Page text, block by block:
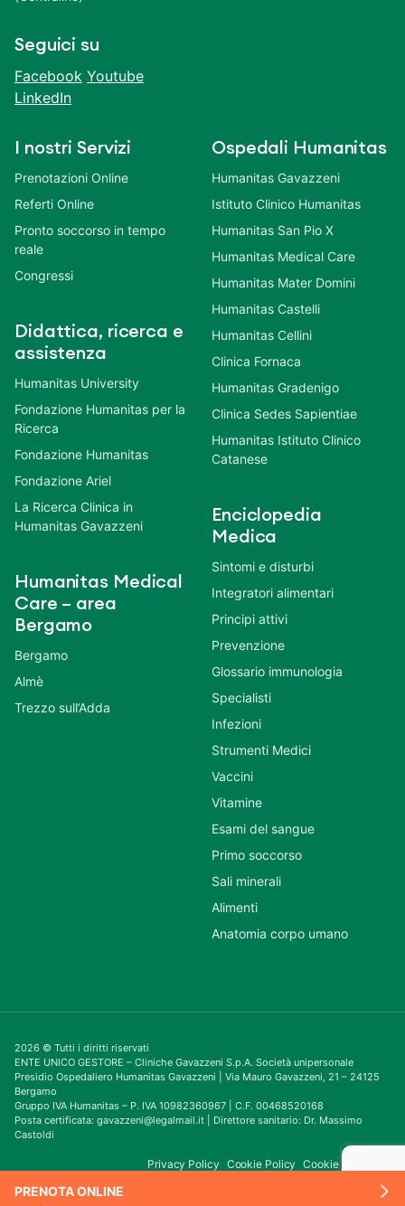
PRENOTA ONLINE
Seguici su
Facebook Youtube
LinkedIn
I nostri Servizi
Prenotazioni Online
Referti Online
Pronto soccorso in tempo
reale
Congressi
Didattica, ricerca e
assistenza
Humanitas University
Fondazione Humanitas per la
Ricerca
Fondazione Humanitas
Fondazione Ariel
La Ricerca Clinica in
Humanitas Gavazzeni
Humanitas Medical
Care – area
Bergamo
Bergamo
Almè
Trezzo sull’Adda
Ospedali Humanitas
Humanitas Gavazzeni
Istituto Clinico Humanitas
Humanitas San Pio X
Humanitas Medical Care
Humanitas Mater Domini
Humanitas Castelli
Humanitas Cellini
Clinica Fornaca
Humanitas Gradenigo
Clinica Sedes Sapientiae
Humanitas Istituto Clinico
Catanese
Enciclopedia
Medica
Sintomi e disturbi
Integratori alimentari
Principi attivi
Prevenzione
Glossario immunologia
Specialisti
Infezioni
Strumenti Medici
Vaccini
Vitamine
Esami del sangue
Primo soccorso
Sali minerali
Alimenti
Anatomia corpo umano
2026 © Tutti i diritti riservati
ENTE UNICO GESTORE – Cliniche Gavazzeni S.p.A. Società unipersonale
Presidio Ospedaliero Humanitas Gavazzeni | Via Mauro Gavazzeni, 21 – 24125
Bergamo
Gruppo IVA Humanitas – P. IVA 10982360967 | C.F. 00468520168
Posta certificata: gavazzeni@legalmail.it | Direttore sanitario: Dr. Massimo
Castoldi
Privacy Policy Cookie Policy Cookie Consent